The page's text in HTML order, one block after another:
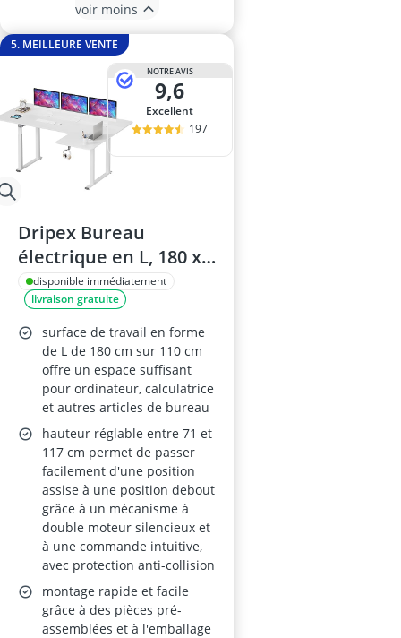
voir moins
5. MEILLEURE VENTE
NOTRE AVIS
9,6
Excellent
197
Dripex Bureau
électrique en L, 180 x
110 cm, réglable en
hauteur, double
moteur, blanc
disponible immédiatement
livraison gratuite
surface de travail en forme
de L de 180 cm sur 110 cm
offre un espace suffisant
pour ordinateur, calculatrice
et autres articles de bureau
hauteur réglable entre 71 et
117 cm permet de passer
facilement d'une position
assise à une position debout
grâce à un mécanisme à
double moteur silencieux et
à une commande intuitive,
avec protection anti-collision
montage rapide et facile
grâce à des pièces pré-
assemblées et à l'emballage